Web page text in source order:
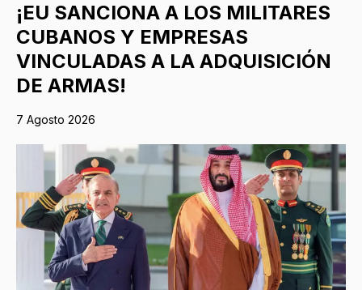
¡EU SANCIONA A LOS MILITARES
CUBANOS Y EMPRESAS
VINCULADAS A LA ADQUISICIÓN
DE ARMAS!
7 Agosto 2026